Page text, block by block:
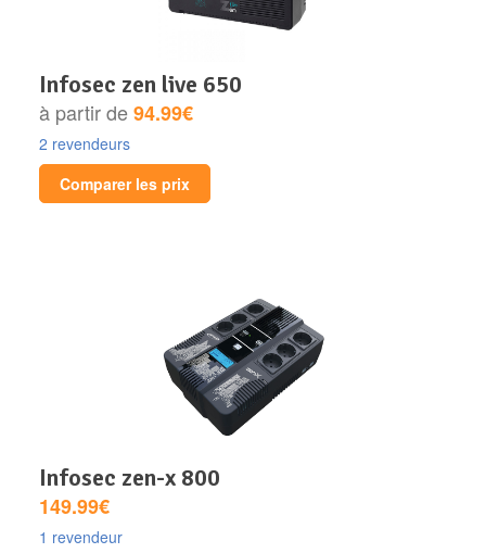
infosec zen live 650
à partir de94.99€
2 revendeurs
Comparer les prix
infosec zen-x 800
149.99€
1 revendeur